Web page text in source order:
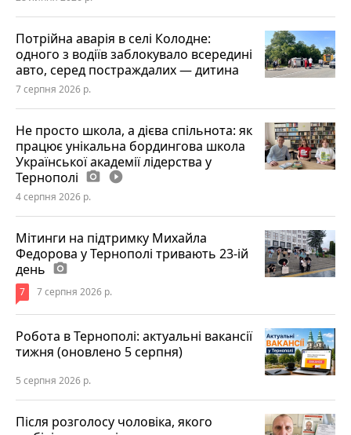
Потрійна аварія в селі Колодне:
одного з водіїв заблокувало всередині
авто, серед постраждалих — дитина
7 серпня 2026 р.
Не просто школа, а дієва спільнота: як
працює унікальна бордингова школа
Української академії лідерства у
Тернополі photo_camera play_circle_filled
4 серпня 2026 р.
Мітинги на підтримку Михайла
Федорова у Тернополі тривають 23-ій
день photo_camera
7 7 серпня 2026 р.
Робота в Тернополі: актуальні вакансії
тижня (оновлено 5 серпня)
5 серпня 2026 р.
Після розголосу чоловіка, якого